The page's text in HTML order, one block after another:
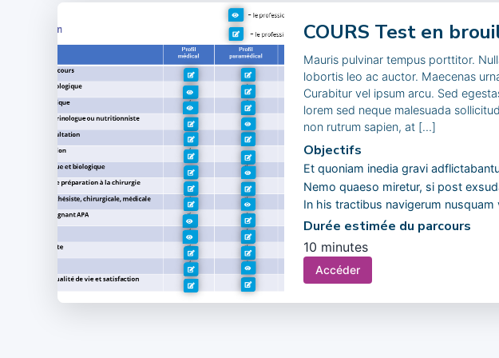
COURS Test en
Mauris pulvinar tempus porttitor.
lobortis leo ac auctor. Maecenas
Curabitur vel ipsum arcu. Sed
lorem sed neque malesuada
non rutrum sapien, at […]
Objectifs
Et quoniam inedia gravi
Nemo quaeso miretur, si post
In his tractibus navigerum nusquam
Durée estimée du parcours
10 minutes
Accéder